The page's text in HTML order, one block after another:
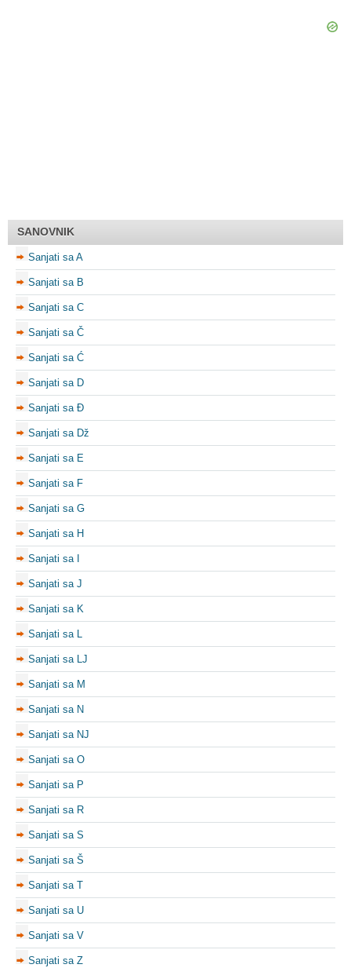
SANOVNIK
Sanjati sa A
Sanjati sa B
Sanjati sa C
Sanjati sa Č
Sanjati sa Ć
Sanjati sa D
Sanjati sa Đ
Sanjati sa Dž
Sanjati sa E
Sanjati sa F
Sanjati sa G
Sanjati sa H
Sanjati sa I
Sanjati sa J
Sanjati sa K
Sanjati sa L
Sanjati sa LJ
Sanjati sa M
Sanjati sa N
Sanjati sa NJ
Sanjati sa O
Sanjati sa P
Sanjati sa R
Sanjati sa S
Sanjati sa Š
Sanjati sa T
Sanjati sa U
Sanjati sa V
Sanjati sa Z